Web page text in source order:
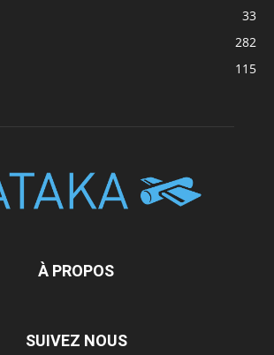
33
282
115
À PROPOS
SUIVEZ NOUS